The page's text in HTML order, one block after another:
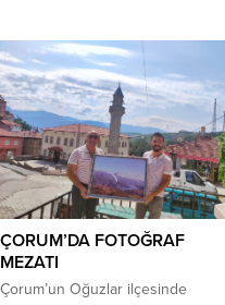
çıktı. Kısa sürede büyüyen tartışma
bıçaklı kavgaya...
ÇORUM’DA FOTOĞRAF
MEZATI
Çorum’un Oğuzlar ilçesinde